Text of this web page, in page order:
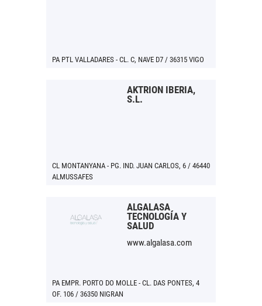
PA PTL VALLADARES - CL. C, NAVE D7 / 36315 VIGO
AKTRION IBERIA,
S.L.
CL MONTANYANA - PG. IND. JUAN CARLOS, 6 / 46440
ALMUSSAFES
ALGALASA
TECNOLOGÍA Y
SALUD
www.algalasa.com
PA EMPR. PORTO DO MOLLE - CL. DAS PONTES, 4
OF. 106 / 36350 NIGRAN